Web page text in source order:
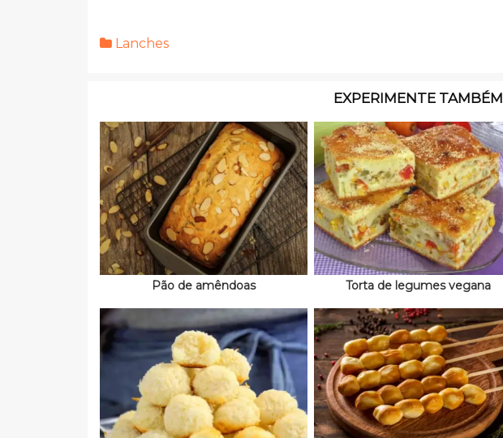
Lanches
EXPERIMENTE TAMBÉM
Pão de amêndoas Torta de legumes vegana